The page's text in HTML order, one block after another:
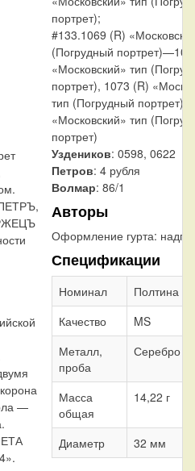
—
портрет);
#133.1069 (R)
(Погрудный
«Московский» тип
портрет), 1073 (R)
тип (Погрудный портрет),
«Московский» тип
портрет)
Уздеников: 0598, 0622
Петров: 4 рубля
Волмар: 86/1
Авторы
Оформление гурта:
Спецификации
Номинал
Полтина
Качество
MS
Металл,
проба
Серебро
Масса
общая
14,22 г
Диаметр 32 мм